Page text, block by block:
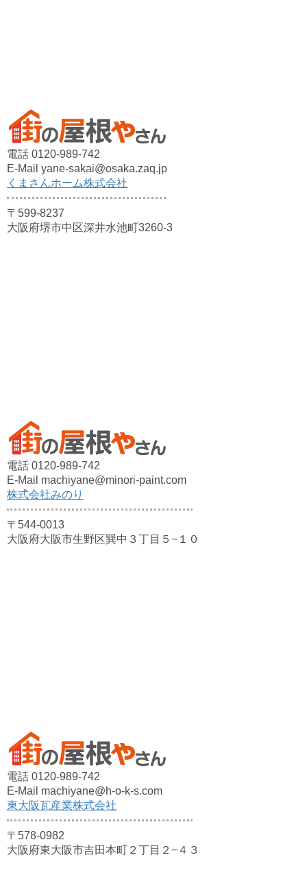
電話 0120-989-742
E-Mail yane-sakai@osaka.zaq.jp
くまさんホーム株式会社
〒599-8237
大阪府堺市中区深井水池町3260-3
電話 0120-989-742
E-Mail machiyane@minori-paint.com
株式会社みのり
〒544-0013
大阪府大阪市生野区巽中３丁目５−１０
電話 0120-989-742
E-Mail machiyane@h-o-k-s.com
東大阪瓦産業株式会社
〒578-0982
大阪府東大阪市吉田本町２丁目２−４３